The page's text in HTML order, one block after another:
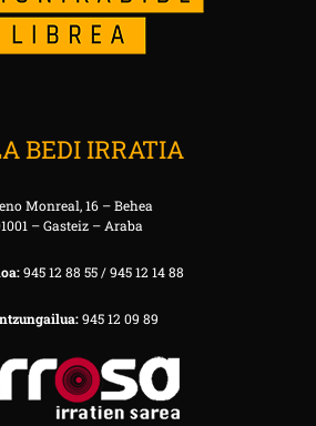
BEDI IRRATIA
Monreal, 16 – Behea
– Gasteiz – Araba
945 12 88 55 / 945 12 14 88
945 12 09 89